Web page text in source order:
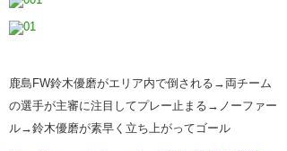
鹿島FW鈴木優磨がエリア内で倒される→両チーム
の選手が主審に注目してプレー止まる→ノーファー
ル→鈴木優磨が素早く立ち上がってゴール